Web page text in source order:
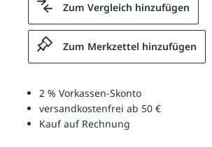
Zum Vergleich hinzufügen
Zum Merkzettel hinzufügen
2 % Vorkassen-Skonto
versandkostenfrei ab 50 €
Kauf auf Rechnung